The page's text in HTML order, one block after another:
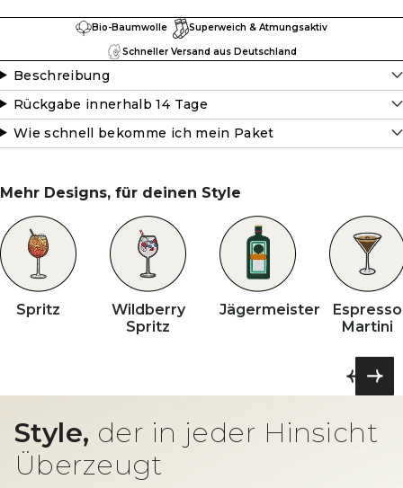
Bio-Baumwolle Superweich & Atmungsaktiv
Schneller Versand aus Deutschland
Beschreibung
Rückgabe innerhalb 14 Tage
Wie schnell bekomme ich mein Paket
Mehr Designs, für deinen Style
Spritz
Wildberry
Spritz
Jägermeister
Espresso
Martini
Style, der in jeder Hinsicht
Überzeugt